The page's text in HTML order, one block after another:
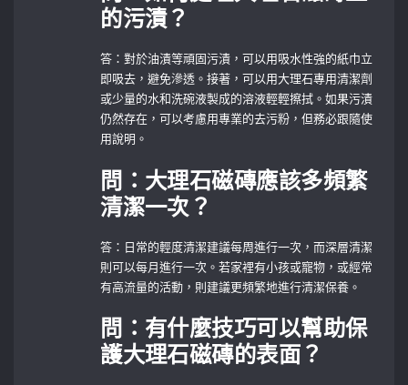
的污漬？
答：對於油漬等頑固污漬，可以用吸水性強的紙巾立
即吸去，避免滲透。接著，可以用大理石專用清潔劑
或少量的水和洗碗液製成的溶液輕輕擦拭。如果污漬
仍然存在，可以考慮用專業的去污粉，但務必跟隨使
用說明。
問：大理石磁磚應該多頻繁
清潔一次？
答：日常的輕度清潔建議每周進行一次，而深層清潔
則可以每月進行一次。若家裡有小孩或寵物，或經常
有高流量的活動，則建議更頻繁地進行清潔保養。
問：有什麼技巧可以幫助保
護大理石磁磚的表面？